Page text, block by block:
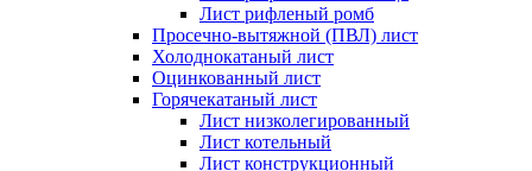
Лист рифленый ромб
Просечно-вытяжной (ПВЛ) лист
Холоднокатаный лист
Оцинкованный лист
Горячекатаный лист
Лист низколегированный
Лист котельный
Лист конструкционный